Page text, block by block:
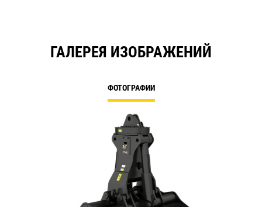
ГАЛЕРЕЯ ИЗОБРАЖЕНИЙ
ФОТОГРАФИИ